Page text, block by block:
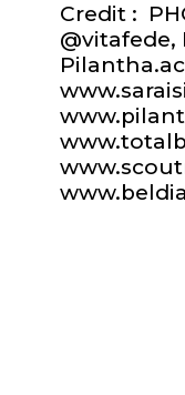
Credit :
@vitafede,